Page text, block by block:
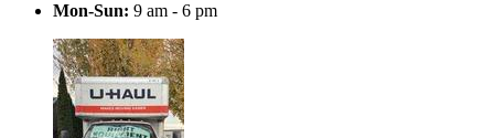
Mon-Sun: 9 am - 6 pm